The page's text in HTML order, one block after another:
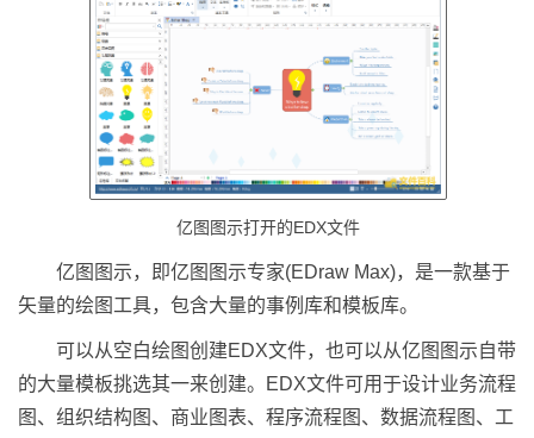
亿图图示打开的EDX文件
亿图图示，即亿图图示专家(EDraw Max)，是一款基于
矢量的绘图工具，包含大量的事例库和模板库。
可以从空白绘图创建EDX文件，也可以从亿图图示自带
的大量模板挑选其一来创建。EDX文件可用于设计业务流程
图、组织结构图、商业图表、程序流程图、数据流程图、工